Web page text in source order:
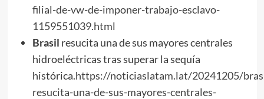
filial-de-vw-de-imponer-trabajo-esclavo-
1159551039.html
Brasil resucita una de sus mayores centrales
hidroeléctricas tras superar la sequía
histórica.https://noticiaslatam.lat/20241205/
resucita-una-de-sus-mayores-centrales-